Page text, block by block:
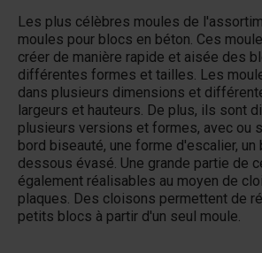
Les plus célèbres moules de
moules pour blocs en béton. Ces
créer de manière rapide et aisée des
différentes formes et tailles. Les
dans plusieurs dimensions et
largeurs et hauteurs. De plus, ils sont
plusieurs versions et formes, avec ou
bord biseauté, une forme d'escalier, un
dessous évasé. Une grande partie de
également réalisables au moyen de
plaques. Des cloisons permettent de
petits blocs à partir d'un seul moule.